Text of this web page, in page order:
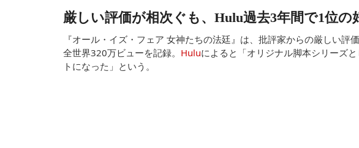
厳しい評価が相次ぐも、Hulu過去3年間で1位の
『オール・イズ・フェア 女神たちの法廷』は、批評家からの厳しい評
全世界320万ビューを記録。 Huluによると「オリジナル脚本シリーズ
トになった」という。